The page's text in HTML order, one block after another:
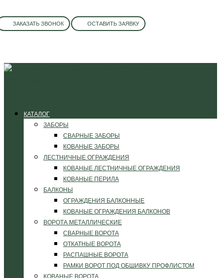
ЗАКАЗАТЬ ЗВОНОК ОСТАВИТЬ ЗАЯВКУ
КАТАЛОГ
ЗАБОРЫ
СВАРНЫЕ ЗАБОРЫ
КОВАНЫЕ ЗАБОРЫ
ЛЕСТНИЧНЫЕ ОГРАЖДЕНИЯ
КОВАНЫЕ ЛЕСТНИЧНЫЕ ОГРАЖДЕНИЯ
КОВАНЫЕ ПЕРИЛА
БАЛКОНЫ
ОГРАЖДЕНИЯ БАЛКОННЫЕ
КОВАНЫЕ ОГРАЖДЕНИЯ БАЛКОНОВ
ВОРОТА МЕТАЛЛИЧЕСКИЕ
СВАРНЫЕ ВОРОТА
ОТКАТНЫЕ ВОРОТА
РАСПАШНЫЕ ВОРОТА
РАМКИ ВОРОТ ПОД ОБШИВКУ ПРОФЛИСТОМ
КОВАНЫЕ ВОРОТА